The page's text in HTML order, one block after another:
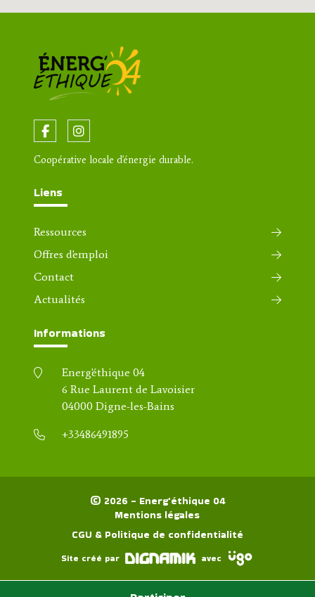
Coopérative locale d'énergie durable.
Liens
Ressources
Offres d'emploi
Contact
Actualités
Informations
Energ'éthique 04
6 Rue Laurent de Lavoisier
04000 Digne-les-Bains
+33486491895
© 2026 - Energ'éthique 04
Mentions légales
CGU & Politique de confidentialité
Site créé par avec